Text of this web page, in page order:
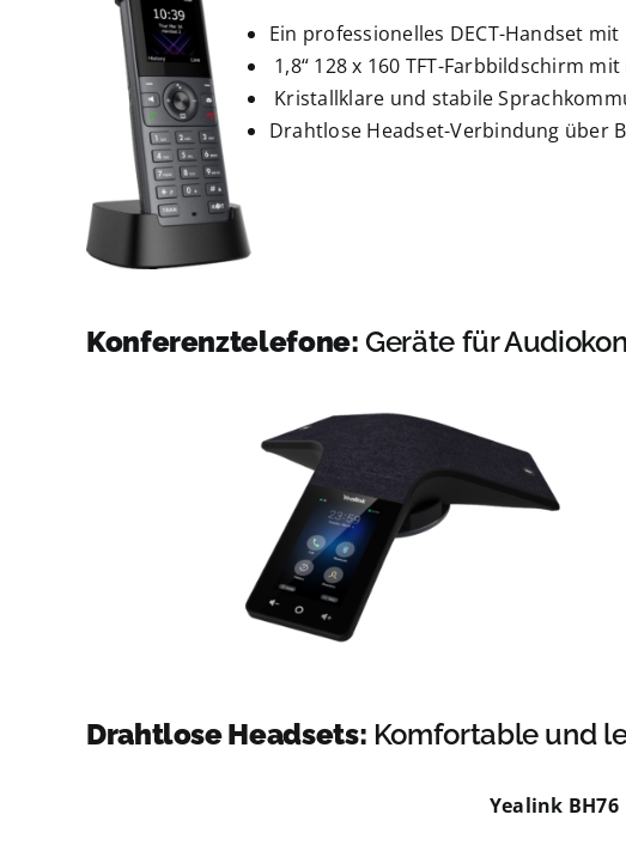
Ein professionelles DECT-Handset
1,8“ 128 x 160 TFT-Farbbildschirm
Kristallklare und stabile
Drahtlose Headset-Verbindung über
Konferenztelefone: Geräte für
Drahtlose Headsets: Komfortable und
Yealink BH76